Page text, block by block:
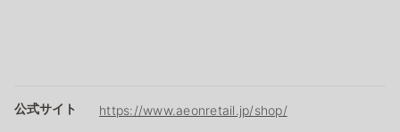
公式サイト https://www.aeonretail.jp/shop/